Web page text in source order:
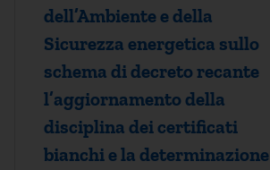
dell’Ambiente e della
Sicurezza energetica sullo
schema di decreto recante
l’aggiornamento della
disciplina dei certificati
bianchi e la determinazione